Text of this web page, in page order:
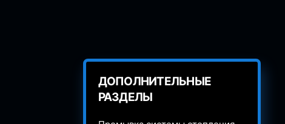
ДОПОЛНИТЕЛЬНЫЕ
РАЗДЕЛЫ